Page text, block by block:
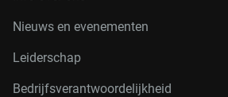
Nieuws en evenementen
Leiderschap
Bedrijfsverantwoordelijkheid